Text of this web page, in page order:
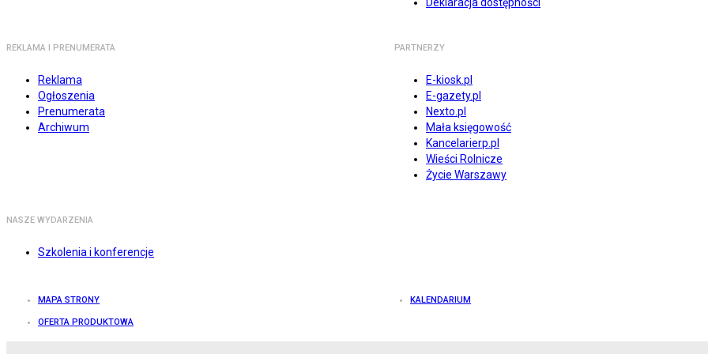
REKLAMA I PRENUMERATA
Reklama
Ogłoszenia
Prenumerata
Archiwum
PARTNERZY
E-kiosk.pl
E-gazety.pl
Nexto.pl
Mała księgowość
Kancelarierp.pl
Wieści Rolnicze
Życie Warszawy
NASZE WYDARZENIA
Szkolenia i konferencje
MAPA STRONY KALENDARIUM
OFERTA PRODUKTOWA